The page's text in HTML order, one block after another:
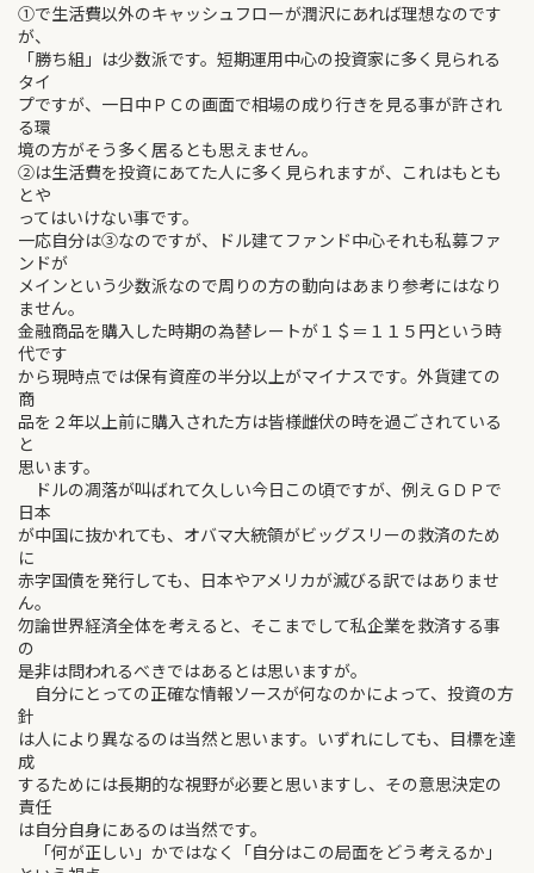
①で生活費以外のキャッシュフローが潤沢にあれば理想なのです
が、
「勝ち組」は少数派です。短期運用中心の投資家に多く見られる
タイ
プですが、一日中ＰＣの画面で相場の成り行きを見る事が許され
る環
境の方がそう多く居るとも思えません。
②は生活費を投資にあてた人に多く見られますが、これはもとも
とや
ってはいけない事です。
一応自分は③なのですが、ドル建てファンド中心それも私募ファ
ンドが
メインという少数派なので周りの方の動向はあまり参考にはなり
ません。
金融商品を購入した時期の為替レートが１＄＝１１５円という時
代です
から現時点では保有資産の半分以上がマイナスです。外貨建ての
商
品を２年以上前に購入された方は皆様雌伏の時を過ごされている
と
思います。
ドルの凋落が叫ばれて久しい今日この頃ですが、例えＧＤＰで
日本
が中国に抜かれても、オバマ大統領がビッグスリーの救済のため
に
赤字国債を発行しても、日本やアメリカが滅びる訳ではありませ
ん。
勿論世界経済全体を考えると、そこまでして私企業を救済する事
の
是非は問われるべきではあるとは思いますが。
自分にとっての正確な情報ソースが何なのかによって、投資の方
針
は人により異なるのは当然と思います。いずれにしても、目標を達
成
するためには長期的な視野が必要と思いますし、その意思決定の
責任
は自分自身にあるのは当然です。
「何が正しい」かではなく「自分はこの局面をどう考えるか」